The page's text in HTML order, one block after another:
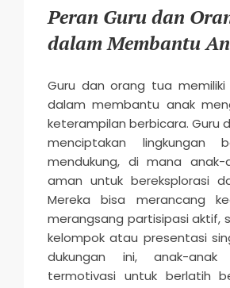
Peran Guru dan
dalam Membantu
Guru dan orang tua memiliki
dalam membantu anak
keterampilan berbicara. Guru
menciptakan lingkungan
mendukung, di mana anak-
aman untuk bereksplorasi
Mereka bisa merancang
merangsang partisipasi aktif,
kelompok atau presentasi
dukungan ini, anak-
termotivasi untuk berlatih